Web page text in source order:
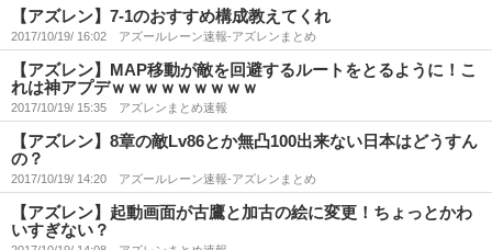
【アズレン】7-1のおすすめ構成教えてくれ
2017/10/19/ 16:02 アズールレーン速報-アズレンまとめ
【アズレン】MAP移動が敵を回避するルートをとるように！こ
れは神アプデｗｗｗｗｗｗｗｗｗ
2017/10/19/ 15:35 アズレンまとめ速報
【アズレン】8章の敵Lv86とか無凸100出来ない日本はどうすん
の？
2017/10/19/ 14:20 アズールレーン速報-アズレンまとめ
【アズレン】起動画面が古鷹と加古の絵に変更！ちょっとかわ
いすぎない？